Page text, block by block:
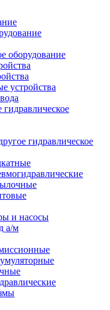
оборудование
устройства
гидравлическое
и насосы
а/м